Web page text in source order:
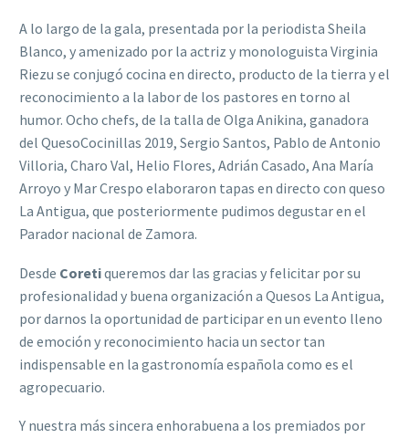
A lo largo de la gala, presentada por la periodista Sheila
Blanco, y amenizado por la actriz y monologuista Virginia
Riezu se conjugó cocina en directo, producto de la tierra y el
reconocimiento a la labor de los pastores en torno al
humor. Ocho chefs, de la talla de Olga Anikina, ganadora
del QuesoCocinillas 2019, Sergio Santos, Pablo de Antonio
Villoria, Charo Val, Helio Flores, Adrián Casado, Ana María
Arroyo y Mar Crespo elaboraron tapas en directo con queso
La Antigua, que posteriormente pudimos degustar en el
Parador nacional de Zamora.
Desde Coretiqueremos dar las gracias y felicitar por su
profesionalidad y buena organización a Quesos La Antigua,
por darnos la oportunidad de participar en un evento lleno
de emoción y reconocimiento hacia un sector tan
indispensable en la gastronomía española como es el
agropecuario.
Y nuestra más sincera enhorabuena a los premiados por